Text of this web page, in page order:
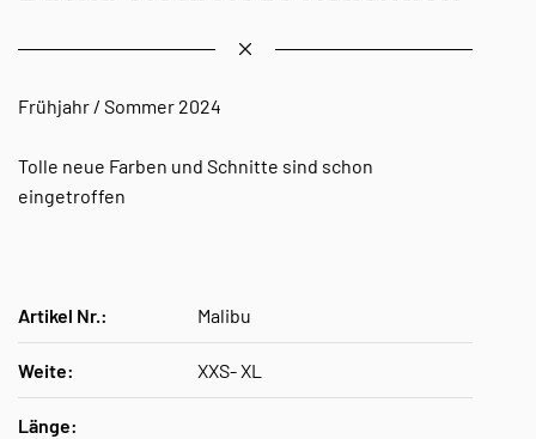
Frühjahr / Sommer 2024
Tolle neue Farben und Schnitte sind schon
eingetroffen
Artikel Nr.: Malibu
Weite: XXS- XL
Länge: